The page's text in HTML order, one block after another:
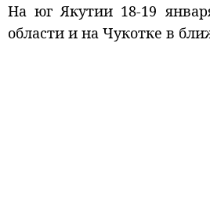
На юг Якутии 18-19
области и на Чукотке в